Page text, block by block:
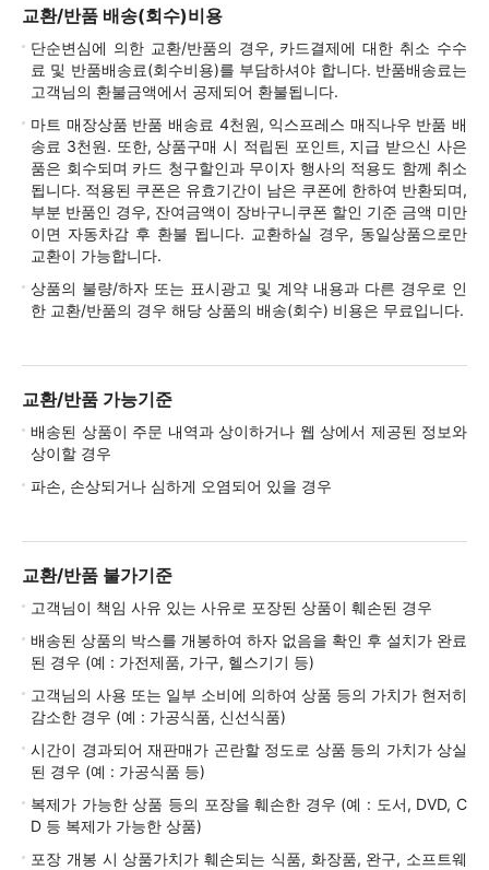
교환/반품 배송(회수)비용
단순변심에 의한 교환/반품의 경우, 카드결제에 대한 취소 수수
료 및 반품배송료(회수비용)를 부담하셔야 합니다. 반품배송료는
고객님의 환불금액에서 공제되어 환불됩니다.
마트 매장상품 반품 배송료 4천원, 익스프레스 매직나우 반품 배
송료 3천원. 또한, 상품구매 시 적립된 포인트, 지급 받으신 사은
품은 회수되며 카드 청구할인과 무이자 행사의 적용도 함께 취소
됩니다. 적용된 쿠폰은 유효기간이 남은 쿠폰에 한하여 반환되며,
부분 반품인 경우, 잔여금액이 장바구니쿠폰 할인 기준 금액 미만
이면 자동차감 후 환불 됩니다. 교환하실 경우, 동일상품으로만
교환이 가능합니다.
상품의 불량/하자 또는 표시광고 및 계약 내용과 다른 경우로 인
한 교환/반품의 경우 해당 상품의 배송(회수) 비용은 무료입니다.
교환/반품 가능기준
배송된 상품이 주문 내역과 상이하거나 웹 상에서 제공된 정보와
상이할 경우
파손, 손상되거나 심하게 오염되어 있을 경우
교환/반품 불가기준
고객님이 책임 사유 있는 사유로 포장된 상품이 훼손된 경우
배송된 상품의 박스를 개봉하여 하자 없음을 확인 후 설치가 완료
된 경우 (예 : 가전제품, 가구, 헬스기기 등)
고객님의 사용 또는 일부 소비에 의하여 상품 등의 가치가 현저히
감소한 경우 (예 : 가공식품, 신선식품)
시간이 경과되어 재판매가 곤란할 정도로 상품 등의 가치가 상실
된 경우 (예 : 가공식품 등)
복제가 가능한 상품 등의 포장을 훼손한 경우 (예 : 도서, DVD, C
D 등 복제가 가능한 상품)
포장 개봉 시 상품가치가 훼손되는 식품, 화장품, 완구, 소프트웨